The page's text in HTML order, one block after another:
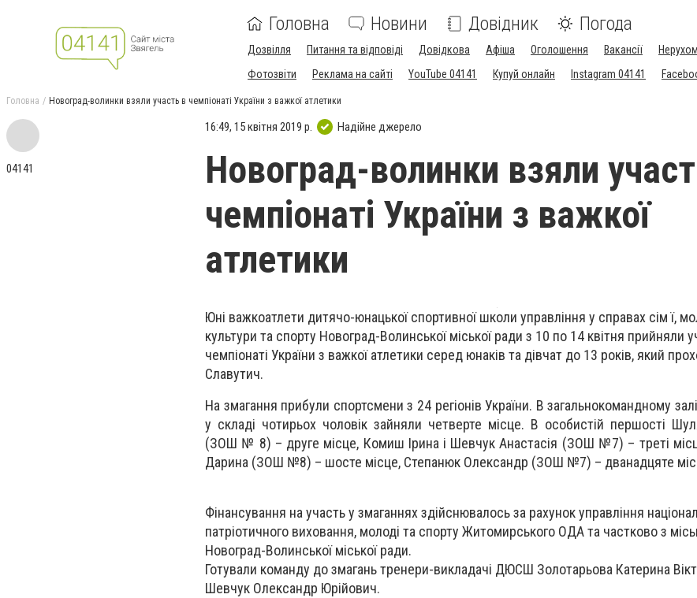
Головна Новини Довідник Погода
Дозвілля Питання та відповіді Довідкова Афіша Оголошення Вакансії
Фотозвіти
Реклама на сайті YouTube 04141 Купуй онлайн Instagram 04141
Головна Новоград-волинки взяли участь в чемпіонаті України з важкої атлетики
04141
16:49, 15 квітня 2019 р. Надійне джерело
Новоград-волинки взяли
чемпіонаті України з важкої
атлетики
Юні важкоатлети дитячо-юнацької спортивної школи управління у справах сім ї,
культури та спорту Новоград-Волинської міської ради з 10 по 14 квітня прийняли
чемпіонаті України з важкої атлетики серед юнаків та дівчат до 13 років, який
Славутич.
На змагання прибули спортсмени з 24 регіонів України. В загальнокомандному
у складі чотирьох чоловік зайняли четверте місце. В особистій першості
(ЗОШ № 8) – друге місце, Комиш Ірина і Шевчук Анастасія (ЗОШ №7) – треті
Дарина (ЗОШ №8) – шосте місце, Степанюк Олександр (ЗОШ №7) – дванадцяте
Фінансування на участь у змаганнях здійснювалось за рахунок управління
патріотичного виховання, молоді та спорту Житомирського ОДА та частково з
Новоград-Волинської міської ради.
Готували команду до змагань тренери-викладачі ДЮСШ Золотарьова Катерина
Шевчук Олександр Юрійович.